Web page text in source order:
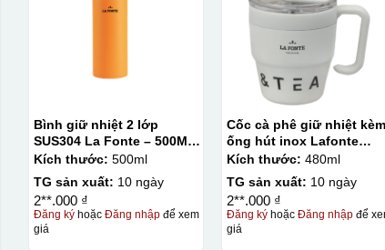
Kiểu in:
In lưới
Bình giữ nhiệt 2 lớp
SUS304 La Fonte – 500ML
– 012737
Kích thước: 500ml
TG sản xuất: 10 ngày
2**.000 ₫
Đăng kýhoặc Đăng nhậpđể xem
giá
Cốc cà phê giữ nhiệt kèm
ống hút inox Lafonte
480ML – 012782
Kích thước: 480ml
TG sản xuất: 10 ngày
2**.000 ₫
Đăng ký hoặcĐăng nhập để
giá